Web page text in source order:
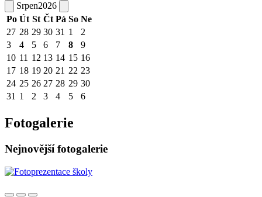
Srpen2026
Po Út St Čt Pá So Ne
27 28 29 30 31 1
2
3
4 5 6 7 8
9
10 11 12 13 14 15 16
17 18 19 20 21 22 23
24 25 26 27 28 29 30
31 1 2 3 4 5 6
Fotogalerie
Nejnovější fotogalerie